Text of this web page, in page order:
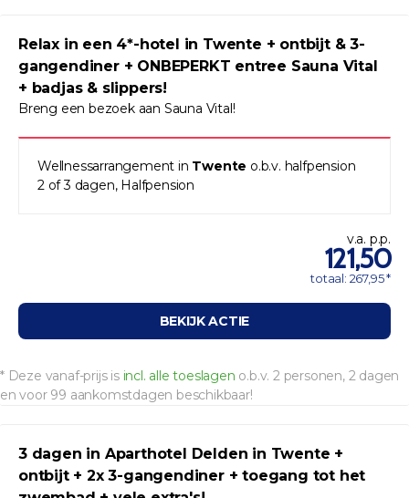
Relax in een 4*-hotel in Twente + ontbijt & 3-
gangendiner + ONBEPERKT entree Sauna Vital
+ badjas & slippers!
Breng een bezoek aan Sauna Vital!
Wellnessarrangement in Twente o.b.v. halfpension
2 of 3 dagen, Halfpension
v.a. p.p.
121,50
totaal: 267,95 *
BEKIJK ACTIE
* Deze vanaf-prijs is incl. alle toeslagen o.b.v. 2 personen, 2 dagen
en voor 99 aankomstdagen beschikbaar!
3 dagen in Aparthotel Delden in Twente +
ontbijt + 2x 3-gangendiner + toegang tot het